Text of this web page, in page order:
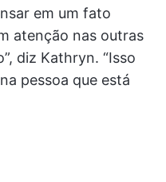
em um fato
atenção nas outras
diz Kathryn. “Isso
pessoa que está